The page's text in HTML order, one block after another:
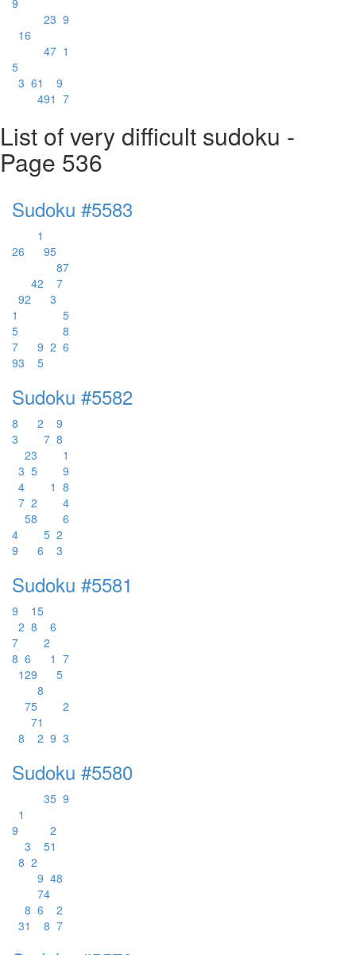
9
23 9
16
47 1
5
3 61
9
491 7
List of very difficult sudoku -
Page 536
Sudoku #5583
1
26 95
87
42
7
92
3
1
5
5
8
7
9 2 6
93 5
Sudoku #5582
8 2
9
3
7 8
23
1
3 5
9
4
1 8
7 2
4
58
6
4
5 2
9
6 3
Sudoku #5581
9 15
2 8
6
7
2
8 6 1 7
129
5
8
75
2
71
8
2 9 3
Sudoku #5580
35 9
1
9
2
3
51
8 2
9 48
74
8 6
2
31 8 7